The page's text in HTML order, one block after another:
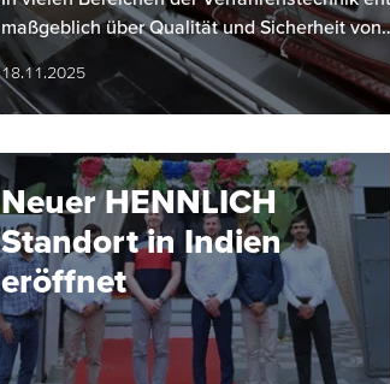
maßgeblich über Qualität und Sicherheit
18.11.2025
Neuer HENNLICH
Standort in Indien
eröffnet